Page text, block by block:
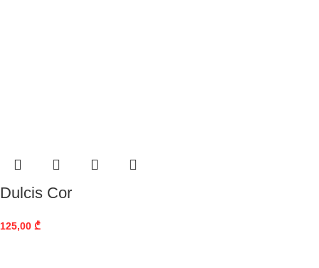
Dulcis Cor
125,00 ₾